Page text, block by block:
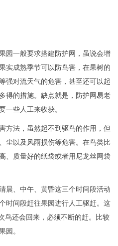
园一般要求搭建防护网，虽说会增
实成熟季节可以防鸟害，在果树的
强对流天气的危害，甚至还可以起
得的措施。缺点就是，防护网易老
一些人工来收获。
方法，虽然起不到驱鸟的作用，但
尘以及风雨损伤等危害。在鸟类比
、质量好的纸袋或者用尼龙丝网袋
晨、中午、黄昏这三个时间段活动
时间段赶往果园进行人工驱赶。这
鸟还会回来，必须不断的赶。比较
园。